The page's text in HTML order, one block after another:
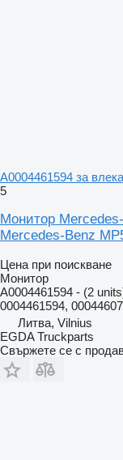
A0004461594 за
5
Монитор
Mercedes-Benz
Цена при поискване
Монитор
A0004461594 - (2
0004461594,
Литва, Vilnius
EGDA Truckparts
Свържете се с